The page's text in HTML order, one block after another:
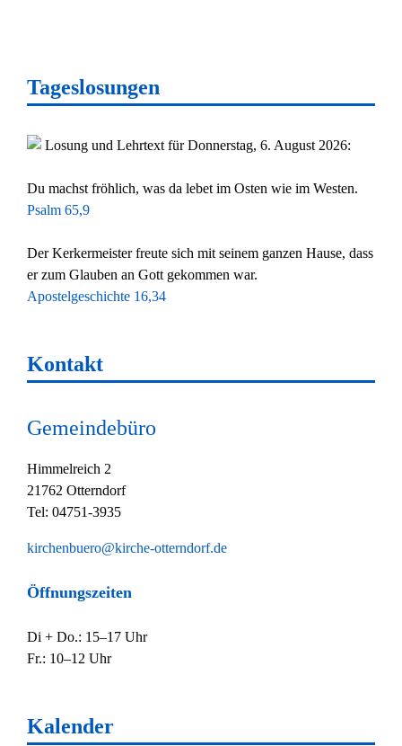
Tageslosungen
Losung und Lehrtext für Donnerstag, 6. August 2026:
Du machst fröhlich, was da lebet im Osten wie im Westen.
Psalm 65,9
Der Kerkermeister freute sich mit seinem ganzen Hause, dass
er zum Glauben an Gott gekommen war.
Apostelgeschichte 16,34
Kontakt
Gemeindebüro
Himmelreich 2
21762 Otterndorf
Tel: 04751-3935
kirchenbuero@kirche-otterndorf.de
Öffnungszeiten
Di + Do.: 15–17 Uhr
Fr.: 10–12 Uhr
Kalender